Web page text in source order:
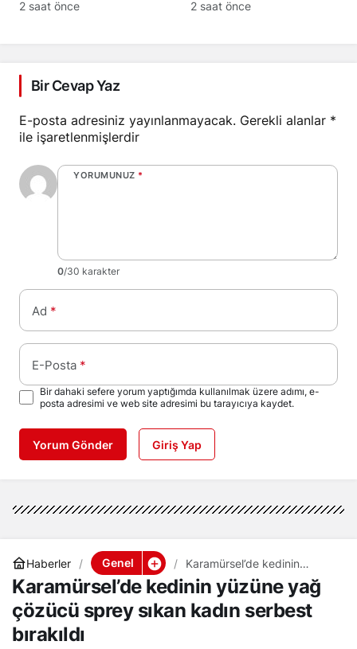
tutuklama talebiyle sevk
2 saat önce
otobüsüyle çarpıştı: 3
2 saat önce
Bir Cevap Yaz
E-posta adresiniz yayınlanmayacak. Gerekli alanlar *
ile işaretlenmişlerdir
YORUMUNUZ *
0/30 karakter
Ad *
E-Posta *
Bir dahaki sefere yorum yaptığımda kullanılmak üzere adımı, e-
posta adresimi ve web site adresimi bu tarayıcıya kaydet.
Yorum Gönder Giriş Yap
Haberler Genel
Karamürsel’de kedinin
yüzüne yağ çözücü sprey
sıkan kadın serbest bırakıldı
Karamürsel’de kedinin yüzüne yağ
çözücü sprey sıkan kadın serbest
bırakıldı